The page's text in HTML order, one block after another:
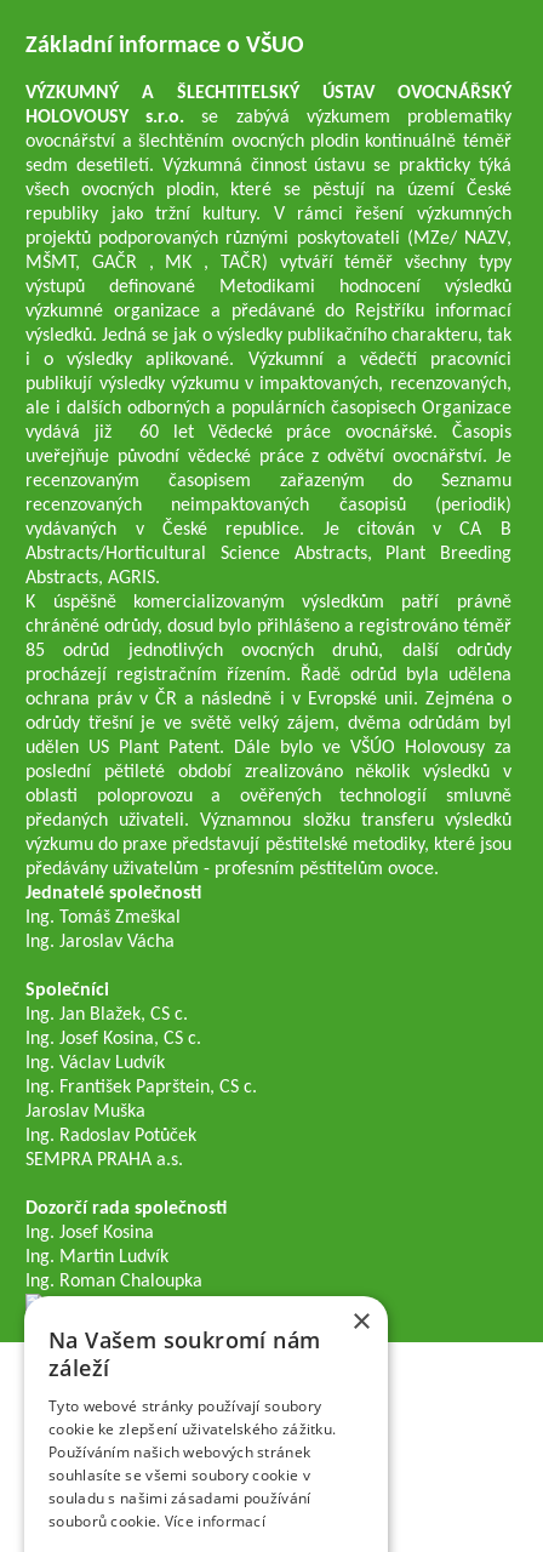
Základní informace o VŠUO
VÝZKUMNÝ A ŠLECHTITELSKÝ ÚSTAV OVOCNÁŘSKÝ
HOLOVOUSY s.r.o.se zabývá výzkumem problematiky
ovocnářství a šlechtěním ovocných plodin kontinuálně téměř
sedm desetiletí. Výzkumná činnost ústavu se prakticky týká
všech ovocných plodin, které se pěstují na území České
republiky jako tržní kultury. V rámci řešení výzkumných
projektů podporovaných různými poskytovateli (MZe/ NAZV,
MŠMT, GAČR , MK , TAČR) vytváří téměř všechny typy
výstupů definované Metodikami hodnocení výsledků
výzkumné organizace a předávané do Rejstříku informací
výsledků. Jedná se jak o výsledky publikačního charakteru, tak
i o výsledky aplikované. Výzkumní a vědečtí pracovníci
publikují výsledky výzkumu v impaktovaných, recenzovaných,
ale i dalších odborných a populárních časopisech Organizace
vydává již 60 let Vědecké práce ovocnářské. Časopis
uveřejňuje původní vědecké práce z odvětví ovocnářství. Je
recenzovaným časopisem zařazeným do Seznamu
recenzovaných neimpaktovaných časopisů (periodik)
vydávaných v České republice. Je citován v CA B
Abstracts/Horticultural Science Abstracts, Plant Breeding
Abstracts, AGRIS.
K úspěšně komercializovaným výsledkům patří právně
chráněné odrůdy, dosud bylo přihlášeno a registrováno téměř
85 odrůd jednotlivých ovocných druhů, další odrůdy
procházejí registračním řízením. Řadě odrůd byla udělena
ochrana práv v ČR a následně i v Evropské unii. Zejména o
odrůdy třešní je ve světě velký zájem, dvěma odrůdám byl
udělen US Plant Patent. Dále bylo ve VŠÚO Holovousy za
poslední pětileté období zrealizováno několik výsledků v
oblasti poloprovozu a ověřených technologií smluvně
předaných uživateli. Významnou složku transferu výsledků
výzkumu do praxe představují pěstitelské metodiky, které jsou
předávány uživatelům - profesním pěstitelům ovoce.
Jednatelé společnosti
Ing. Tomáš Zmeškal
Ing. Jaroslav Vácha
Společníci
Ing. Jan Blažek, CS c.
Ing. Josef Kosina, CS c.
Ing. Václav Ludvík
Ing. František Paprštein, CS c.
Jaroslav Muška
Ing. Radoslav Potůček
SEMPRA PRAHA a.s.
Dozorčí rada společnosti
Ing. Josef Kosina
Ing. Martin Ludvík
Ing. Roman Chaloupka
×
Na Vašem soukromí nám
záleží
Tyto webové stránky používají soubory
cookie ke zlepšení uživatelského zážitku.
Používáním našich webových stránek
souhlasíte se všemi soubory cookie v
souladu s našimi zásadami používání
souborů cookie. Více informací